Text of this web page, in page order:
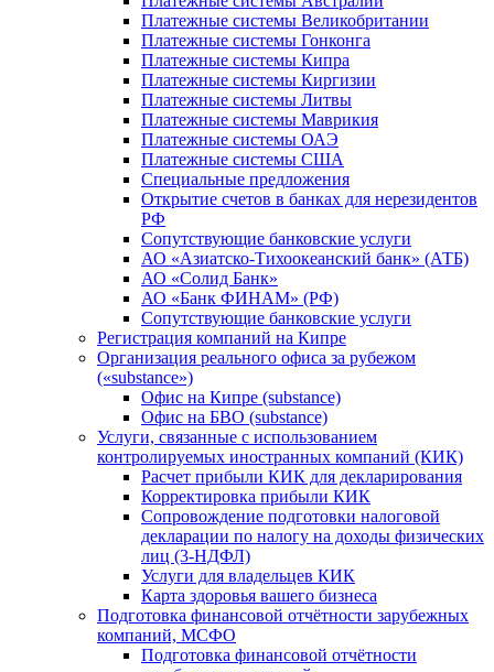
Платежные системы Великобритании
Платежные системы Гонконга
Платежные системы Кипра
Платежные системы Киргизии
Платежные системы Литвы
Платежные системы Маврикия
Платежные системы ОАЭ
Платежные системы США
Специальные предложения
Открытие счетов в банках для нерезидентов
РФ
Сопутствующие банковские услуги
АО «Азиатско-Тихоокеанский банк» (АТБ)
АО «Солид Банк»
АО «Банк ФИНАМ» (РФ)
Сопутствующие банковские услуги
Регистрация компаний на Кипре
Организация реального офиса за рубежом
(«substance»)
Офис на Кипре (substance)
Офис на БВО (substance)
Услуги, связанные с использованием
контролируемых иностранных компаний (КИК)
Расчет прибыли КИК для декларирования
Корректировка прибыли КИК
Сопровождение подготовки налоговой
декларации по налогу на доходы физических
лиц (3-НДФЛ)
Услуги для владельцев КИК
Карта здоровья вашего бизнеса
Подготовка финансовой отчётности зарубежных
компаний, МСФО
Подготовка финансовой отчётности